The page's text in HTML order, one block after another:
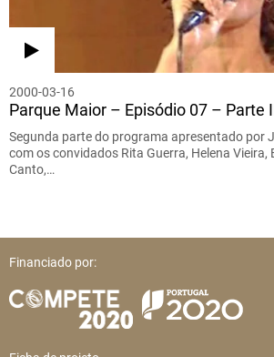
2000-03-16
Parque Maior – Episódio 07 – Parte
Segunda parte do programa apresentado por
com os convidados Rita Guerra, Helena Vieira,
Canto,…
Financiado por: